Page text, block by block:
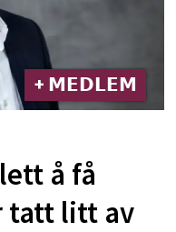
+ 𝗠𝗘𝗗𝗟𝗘𝗠
å få
tatt litt av